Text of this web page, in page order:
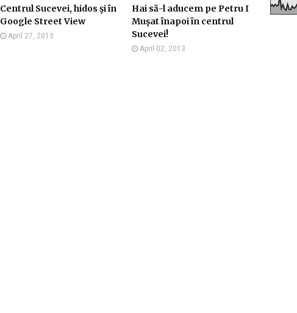
Centrul Sucevei, hidos şi în
Google Street View
April 27, 2013
Hai să-l aducem pe Petru I
Muşat înapoi în centrul
Sucevei!
April 02, 2013